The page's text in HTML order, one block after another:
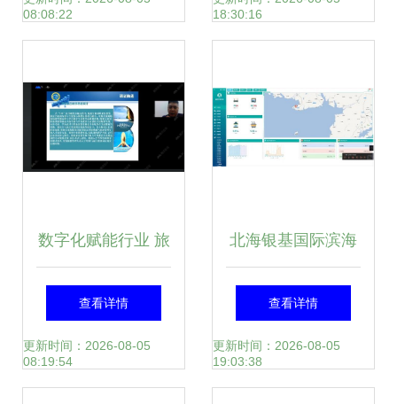
08:08:22
18:30:16
数字化赋能行业 旅
行策划职业技能等
级证书线上说明会
查看详情
更新时间：2026-08-05
08:19:54
北海银基国际滨海
旅游度假中心水世
界能源管理系统的
查看详情
更新时间：2026-08-05
19:03:38